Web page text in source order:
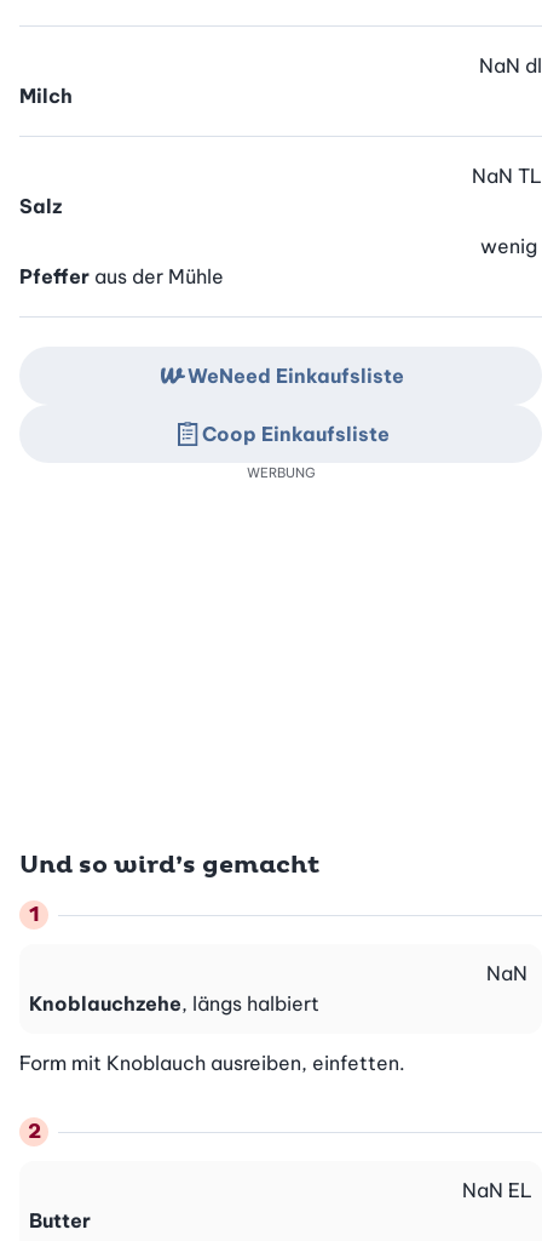
Milch
NaN dl
Salz
NaN TL
Pfeffer aus der Mühle
wenig
Und so wird’s gemacht
Knoblauchzehe, längs halbiert
NaN
Form mit Knoblauch ausreiben, einfetten.
Butter
NaN EL
WeNeed Einkaufsliste
Coop Einkaufsliste
WERBUNG